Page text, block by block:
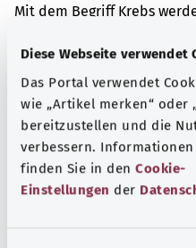
Diese Webseite verwendet
Das Portal verwendet
wie „Artikel merken“ oder
bereitzustellen und die
verbessern.
finden Sie in den Cookie-
Einstellungen der
Mit dem Begriff Krebs